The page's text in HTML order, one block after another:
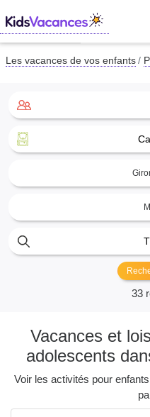
Les vacances de vos enfants
33
Vacances et
adolescents
Voir les activités pour